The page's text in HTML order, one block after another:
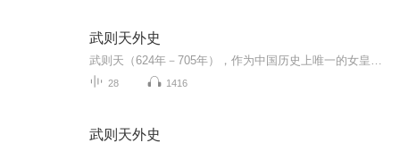
武则天外史
28 1416
武则天外史